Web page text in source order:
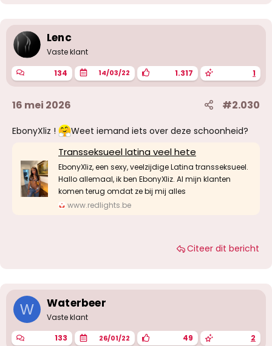
Lenc
Vaste klant
134 14/03/22 1.317 1
16 mei 2026 #2.030
EbonyXliz ! Weet iemand iets over deze schoonheid?
Transseksueel latina veel hete
EbonyXliz, een sexy, veelzijdige Latina transseksueel.
Hallo allemaal, ik ben EbonyXliz. Al mijn klanten
komen terug omdat ze bij mij alles
www.redlights.be
Citeer dit bericht
W Waterbeer
Vaste klant
133 26/01/22 49 2